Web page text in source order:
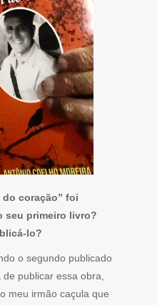
do coração” foi
seu primeiro livro?
lo?
o segundo publicado
publicar essa obra,
meu irmão caçula que